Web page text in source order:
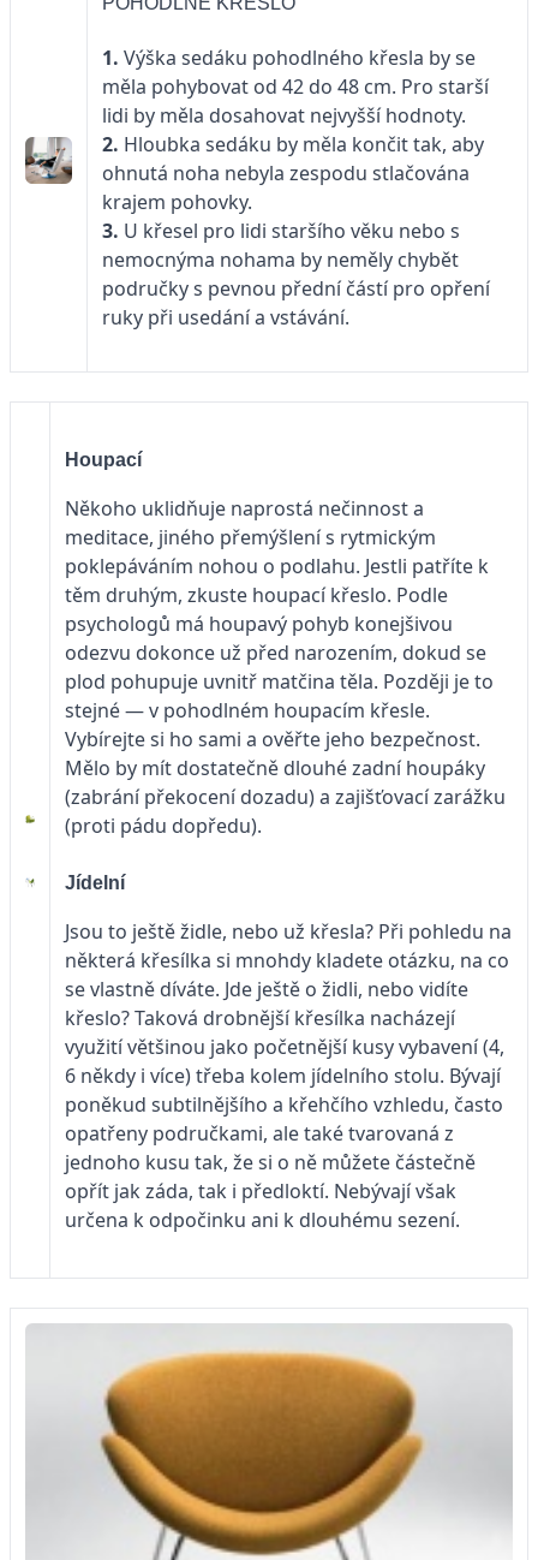
1. Výška sedáku pohodlného křesla by se
měla pohybovat od 42 do 48 cm. Pro starší
lidi by měla dosahovat nejvyšší hodnoty.
2. Hloubka sedáku by měla končit tak, aby
ohnutá noha nebyla zespodu stlačována
krajem pohovky.
3. U křesel pro lidi staršího věku nebo s
nemocnýma nohama by neměly chybět
područky s pevnou přední částí pro opření
ruky při usedání a vstávání.
Houpací
Někoho uklidňuje naprostá nečinnost a
meditace, jiného přemýšlení s rytmickým
poklepáváním nohou o podlahu. Jestli patříte k
těm druhým, zkuste houpací křeslo. Podle
psychologů má houpavý pohyb konejšivou
odezvu dokonce už před narozením, dokud se
plod pohupuje uvnitř matčina těla. Později je to
stejné — v pohodlném houpacím křesle.
Vybírejte si ho sami a ověřte jeho bezpečnost.
Mělo by mít dostatečně dlouhé zadní houpáky
(zabrání překocení dozadu) a zajišťovací zarážku
(proti pádu dopředu).
Jídelní
Jsou to ještě židle, nebo už křesla? Při pohledu na
některá křesílka si mnohdy kladete otázku, na co
se vlastně díváte. Jde ještě o židli, nebo vidíte
křeslo? Taková drobnější křesílka nacházejí
využití většinou jako početnější kusy vybavení (4,
6 někdy i více) třeba kolem jídelního stolu. Bývají
poněkud subtilnějšího a křehčího vzhledu, často
opatřeny područkami, ale také tvarovaná z
jednoho kusu tak, že si o ně můžete částečně
opřít jak záda, tak i předloktí. Nebývají však
určena k odpočinku ani k dlouhému sezení.